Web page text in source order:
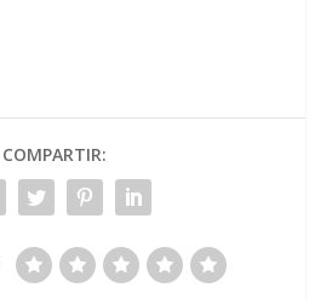
COMPARTIR: